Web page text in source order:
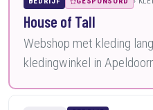
House of Tall
Webshop met kleding
kledingwinkel in